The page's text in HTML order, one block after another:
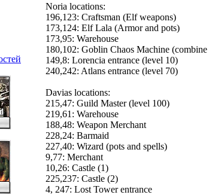
Noria locations:
196,123: Craftsman (Elf weapons)
173,124: Elf Lala (Armor and pots)
173,95: Warehouse
180,102: Goblin Chaos Machine (combine
149,8: Lorencia entrance (level 10)
240,242: Atlans entrance (level 70)
Davias locations:
215,47: Guild Master (level 100)
219,61: Warehouse
188,48: Weapon Merchant
228,24: Barmaid
227,40: Wizard (pots and spells)
9,77: Merchant
10,26: Castle (1)
225,237: Castle (2)
4, 247: Lost Tower entrance